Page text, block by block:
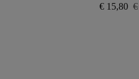
€
Il
€ 15,80 Il